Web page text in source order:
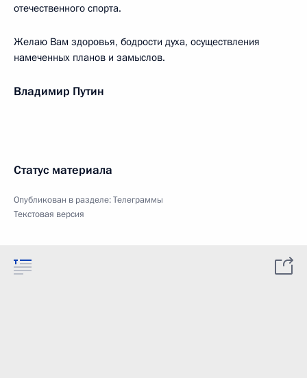
отечественного спорта.
Желаю Вам здоровья, бодрости духа, осуществления
намеченных планов и замыслов.
Владимир Путин
Статус материала
Опубликован в разделе:Телеграммы
Текстовая версия